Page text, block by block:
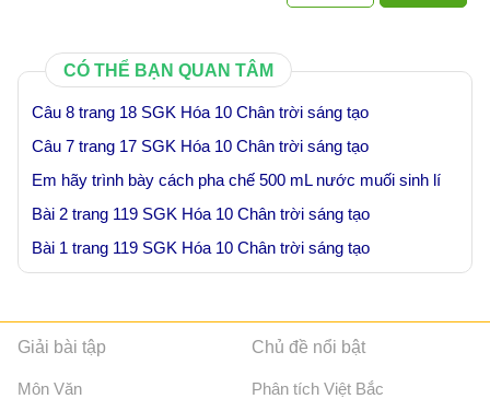
CÓ THỂ BẠN QUAN TÂM
Câu 8 trang 18 SGK Hóa 10 Chân trời sáng tạo
Câu 7 trang 17 SGK Hóa 10 Chân trời sáng tạo
Em hãy trình bày cách pha chế 500 mL nước muối sinh lí
Bài 2 trang 119 SGK Hóa 10 Chân trời sáng tạo
Bài 1 trang 119 SGK Hóa 10 Chân trời sáng tạo
Giải bài tập
Môn Văn
Chủ đề nổi bật
Phân tích Việt Bắc